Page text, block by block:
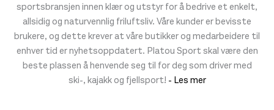
sportsbransjen innen klær og utstyr for å bedrive et enkelt,
allsidig og naturvennlig friluftsliv. Våre kunder er bevisste
brukere, og dette krever at våre butikker og medarbeidere til
enhver tid er nyhetsoppdatert. Platou Sport skal være den
beste plassen å henvende seg til for deg som driver med
ski-, kajakk og fjellsport! - Les mer